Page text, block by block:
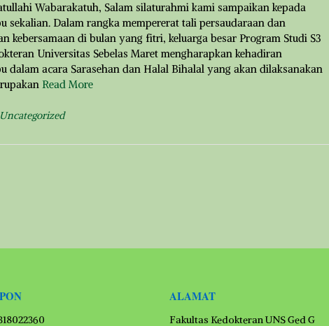
Wabarakatuh, Salam silaturahmi kami sampaikan kepada
sekalian. Dalam rangka mempererat tali persaudaraan dan
kebersamaan di bulan yang fitri, keluarga besar Program Studi S3
Universitas Sebelas Maret mengharapkan kehadiran
dalam acara Sarasehan dan Halal Bihalal yang akan dilaksanakan
Read More
Uncategorized
ALAMAT
Fakultas Kedokteran UNS Ged G